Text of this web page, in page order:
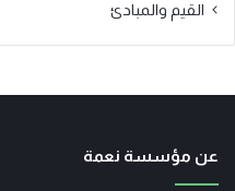
القيم والمبادئ
عن مؤسسة نعمة